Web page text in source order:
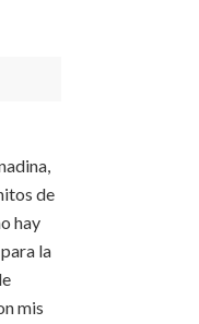
de
hay
la
mis